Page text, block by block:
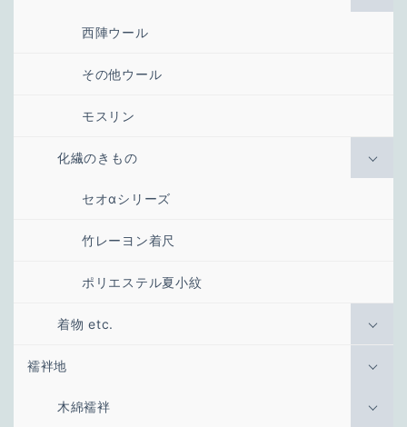
西陣ウール
その他ウール
モスリン
化繊のきもの
セオαシリーズ
竹レーヨン着尺
ポリエステル夏小紋
着物 etc.
襦袢地
木綿襦袢